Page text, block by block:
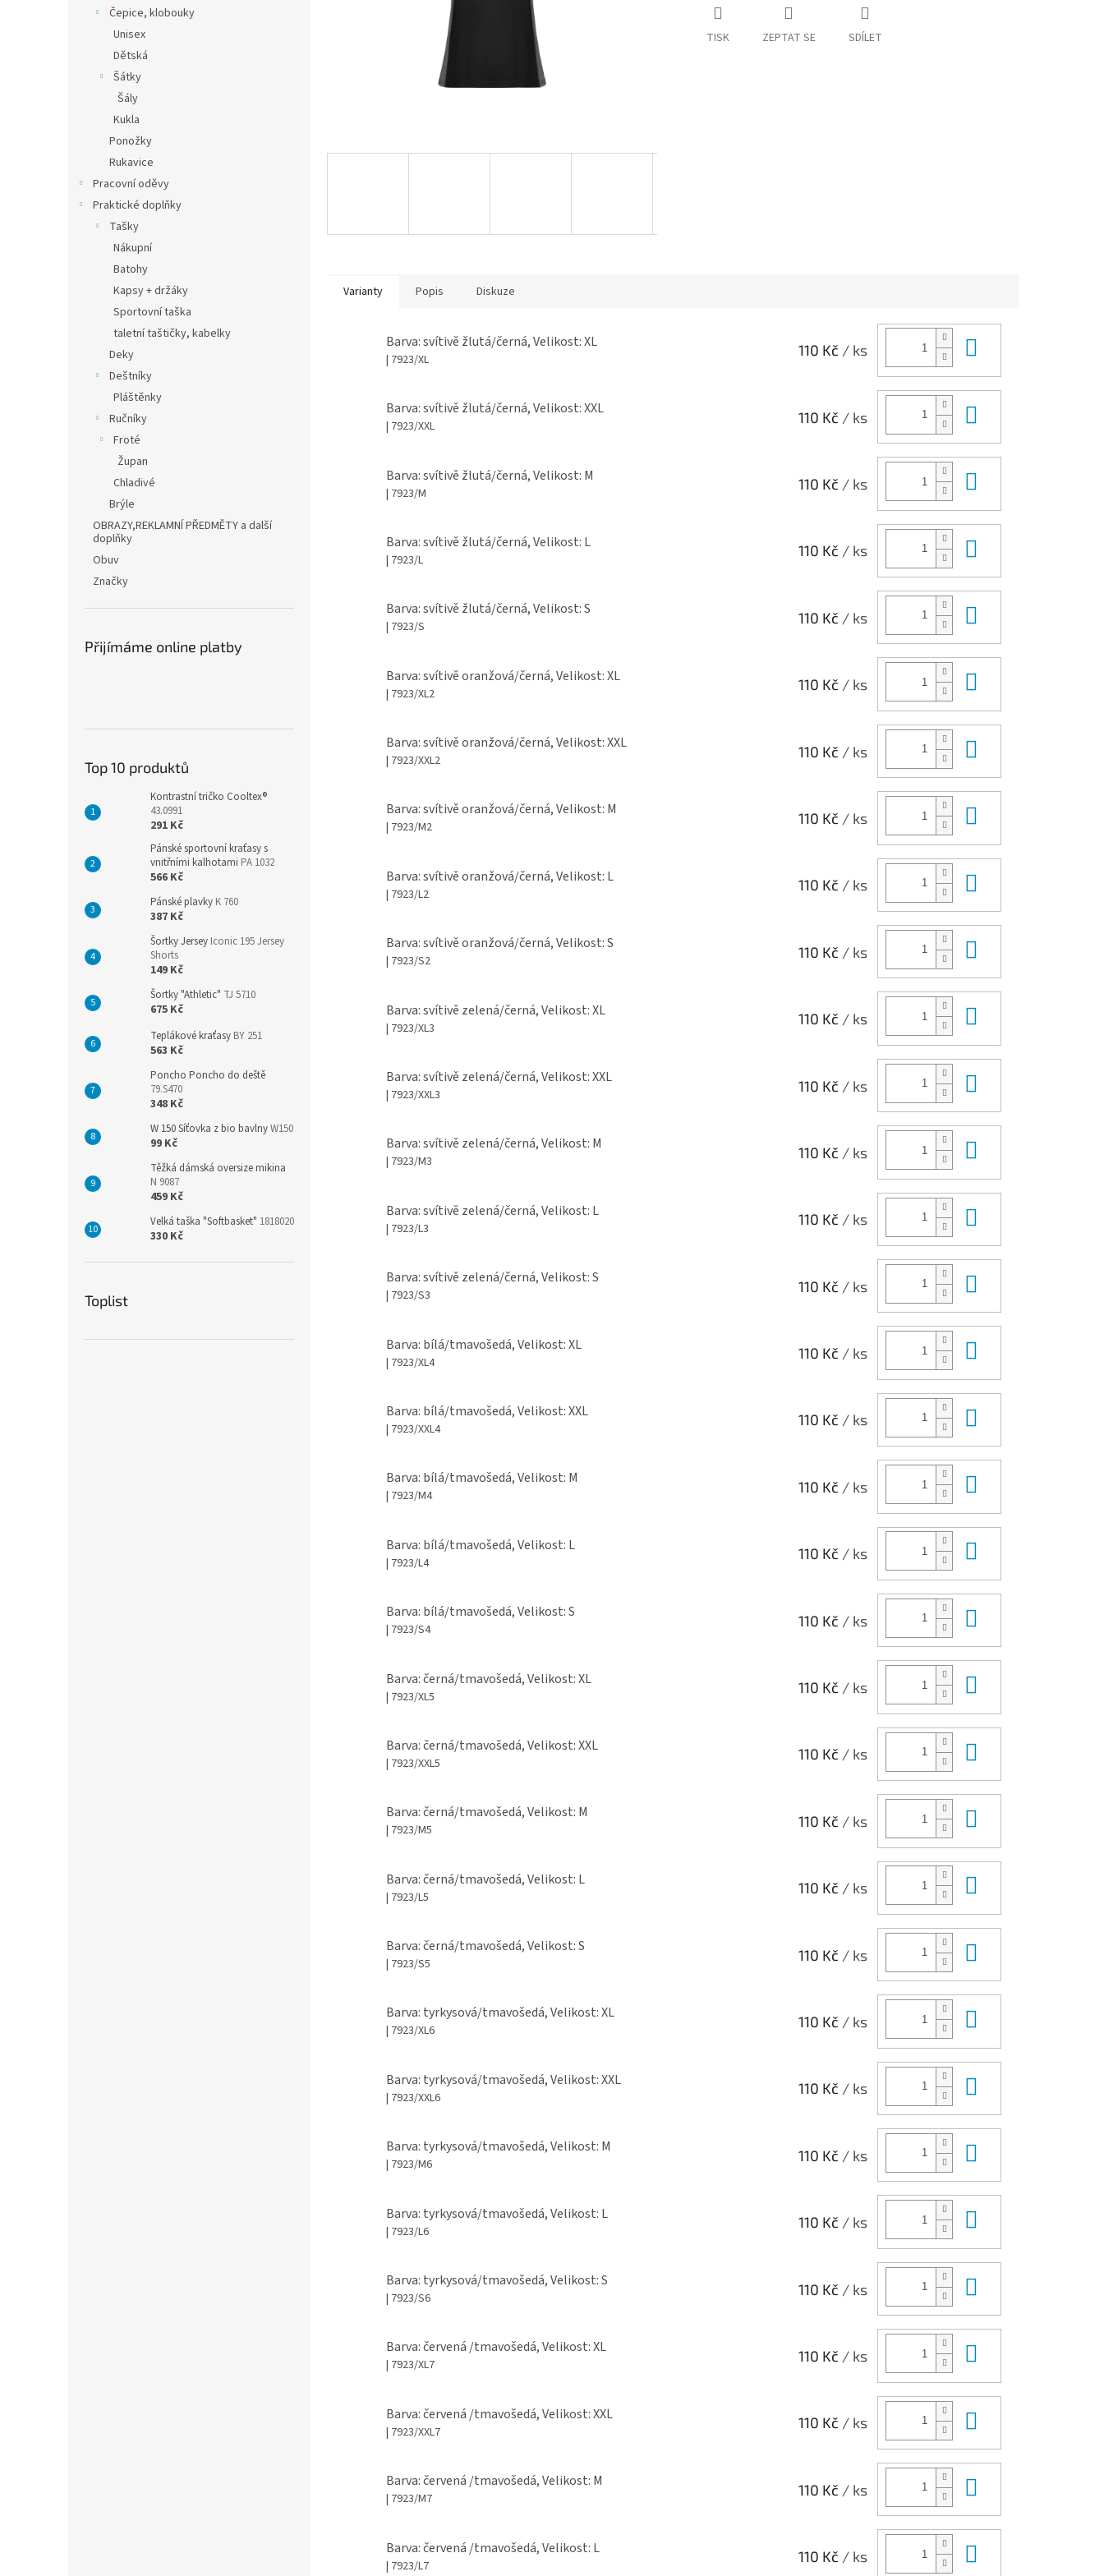
Čepice, klobouky
Unisex
Dětská
Šátky
Šály
Kukla
Ponožky
Rukavice
Pracovní oděvy
Praktické doplňky
Tašky
Nákupní
Batohy
Kapsy + držáky
Sportovní taška
taletní taštičky, kabelky
Deky
Deštníky
Pláštěnky
Ručníky
Froté
Župan
Chladivé
Brýle
OBRAZY,REKLAMNÍ PŘEDMĚTY a další
doplňky
Obuv
Značky
Přijímáme online platby
Top 10 produktů
Kontrastní tričko Cooltex®
43.0991
291 Kč
Pánské sportovní kraťasy s
vnitřními kalhotami PA 1032
566 Kč
Pánské plavky K 760
387 Kč
Šortky Jersey Iconic 195 Jersey
Shorts
149 Kč
Šortky "Athletic" TJ 5710
675 Kč
Teplákové kraťasy BY 251
563 Kč
Poncho Poncho do deště
79.S470
348 Kč
W 150 Síťovka z bio bavlnyW150
99 Kč
Těžká dámská oversize mikina
N 9087
459 Kč
Velká taška "Softbasket" 1818020
330 Kč
Toplist
TISK ZEPTAT SE SDÍLET
Varianty Popis Diskuze
Barva: svítivě žlutá/černá, Velikost: XL
| 7923/XL
110 Kč / ks
Barva: svítivě žlutá/černá, Velikost: XXL
| 7923/XXL
110 Kč / ks
Barva: svítivě žlutá/černá, Velikost: M
| 7923/M
110 Kč / ks
Barva: svítivě žlutá/černá, Velikost: L
| 7923/L
110 Kč / ks
Barva: svítivě žlutá/černá, Velikost: S
| 7923/S
110 Kč / ks
Barva: svítivě oranžová/černá, Velikost: XL
| 7923/XL2
110 Kč / ks
Barva: svítivě oranžová/černá, Velikost: XXL
| 7923/XXL2
110 Kč / ks
Barva: svítivě oranžová/černá, Velikost: M
| 7923/M2
110 Kč / ks
Barva: svítivě oranžová/černá, Velikost: L
| 7923/L2
110 Kč / ks
Barva: svítivě oranžová/černá, Velikost: S
| 7923/S2
110 Kč / ks
Barva: svítivě zelená/černá, Velikost: XL
| 7923/XL3
110 Kč / ks
Barva: svítivě zelená/černá, Velikost: XXL
| 7923/XXL3
110 Kč / ks
Barva: svítivě zelená/černá, Velikost: M
| 7923/M3
110 Kč / ks
Barva: svítivě zelená/černá, Velikost: L
| 7923/L3
110 Kč / ks
Barva: svítivě zelená/černá, Velikost: S
| 7923/S3
110 Kč / ks
Barva: bílá/tmavošedá, Velikost: XL
| 7923/XL4
110 Kč / ks
Barva: bílá/tmavošedá, Velikost: XXL
| 7923/XXL4
110 Kč / ks
Barva: bílá/tmavošedá, Velikost: M
| 7923/M4
110 Kč / ks
Barva: bílá/tmavošedá, Velikost: L
| 7923/L4
110 Kč / ks
Barva: bílá/tmavošedá, Velikost: S
| 7923/S4
110 Kč / ks
Barva: černá/tmavošedá, Velikost: XL
| 7923/XL5
110 Kč / ks
Barva: černá/tmavošedá, Velikost: XXL
| 7923/XXL5
110 Kč / ks
Barva: černá/tmavošedá, Velikost: M
| 7923/M5
110 Kč / ks
Barva: černá/tmavošedá, Velikost: L
| 7923/L5
110 Kč / ks
Barva: černá/tmavošedá, Velikost: S
| 7923/S5
110 Kč / ks
Barva: tyrkysová/tmavošedá, Velikost: XL
| 7923/XL6
110 Kč / ks
Barva: tyrkysová/tmavošedá, Velikost: XXL
| 7923/XXL6
110 Kč / ks
Barva: tyrkysová/tmavošedá, Velikost: M
| 7923/M6
110 Kč / ks
Barva: tyrkysová/tmavošedá, Velikost: L
| 7923/L6
110 Kč / ks
Barva: tyrkysová/tmavošedá, Velikost: S
| 7923/S6
110 Kč / ks
Barva: červená /tmavošedá, Velikost: XL
| 7923/XL7
110 Kč / ks
Barva: červená /tmavošedá, Velikost: XXL
| 7923/XXL7
110 Kč / ks
Barva: červená /tmavošedá, Velikost: M
| 7923/M7
110 Kč / ks
Barva: červená /tmavošedá, Velikost: L
| 7923/L7
110 Kč / ks